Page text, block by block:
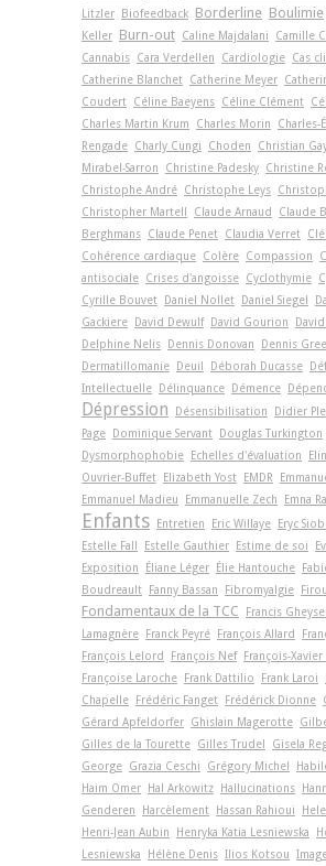
Litzler Biofeedback Borderline Boulimie
Keller Burn-out Caline Majdalani Camille
Cannabis Cara Verdellen Cardiologie Cas
Catherine Blanchet Catherine Meyer
Coudert Céline Baeyens Céline Clément
Charles Martin Krum
Charles Morin
Charles-
Rengade Charly Cungi Choden Christian
Mirabel-Sarron
Christine Padesky Christine
Christophe André Christophe Leys
Christopher Martell
Claude Arnaud Claude
Berghmans Claude Penet Claudia Verret
Cohérence cardiaque Colère Compassion
antisociale Crises d'angoisse Cyclothymie
Cyrille Bouvet Daniel Nollet Daniel Siegel
Gackiere David Dewulf David Gourion
Delphine Nelis Dennis Donovan
Dennis
Dermatillomanie Deuil Déborah Ducasse
Intellectuelle Délinquance Démence
Dépression Désensibilisation Didier
Page Dominique Servant Douglas Turkington
Dysmorphophobie Echelles d'évaluation
Ouvrier-Buffet Elizabeth Yost EMDR
Emmanuel Madieu
Emmanuelle Zech Emna
Enfants Entretien Eric Willaye Eryc
Estelle Fall
Estelle Gauthier Estime de soi
Exposition
Éliane Léger Élie Hantouche
Boudreault Fanny Bassan Fibromyalgie
Fondamentaux de la TCC Francis
Lamagnère Franck Peyré François Allard
François Lelord
François Nef François-
Françoise Laroche Frank Dattilio Frank Laroi
Chapelle Frédéric Fanget Frédérick Dionne
Gérard Apfeldorfer Ghislain Magerotte
Gilles de la Tourette Gilles Trudel Gisela
George Grazia Ceschi Grégory Michel
Haim Omer Hal Arkowitz Hallucinations
Genderen
Harcèlement Hassan Rahioui
Henri-Jean Aubin
Henryka Katia Lesniewska
Lesniewska
Hélène Denis Ilios Kotsou